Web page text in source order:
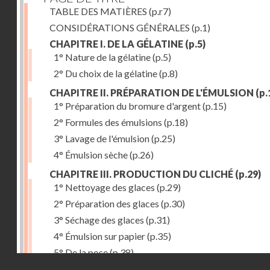
TABLE DES MATIÈRES (p.r7)
CONSIDÉRATIONS GÉNÉRALES (p.1)
CHAPITRE I. DE LA GÉLATINE (p.5)
1° Nature de la gélatine(p.5)
2° Du choix de la gélatine(p.8)
CHAPITRE II. PRÉPARATION DE L'ÉMULSION
1° Préparation du bromure d'argent(p.15)
2° Formules des émulsions (p.18)
3° Lavage de l'émulsion(p.25)
4° Émulsion sèche(p.26)
CHAPITRE III. PRODUCTION DU CLICHÉ (p.29)
1° Nettoyage des glaces (p.29)
2° Préparation des glaces (p.30)
3° Séchage des glaces (p.31)
4° Émulsion sur papier(p.35)
5° De la pose(p.38)